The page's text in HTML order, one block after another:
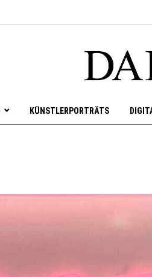
KÜNSTLERPORTRÄTS